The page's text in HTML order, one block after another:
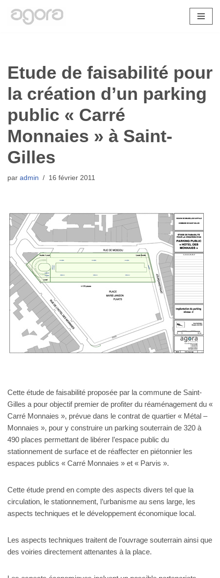
Etude de faisabilité pour
la création d’un parking
public « Carré
Monnaies » à Saint-
Gilles
par admin 16 février 2011
Cette étude de faisabilité proposée par la commune de Saint-
Gilles a pour objectif premier de profiter du réaménagement du «
Carré Monnaies », prévue dans le contrat de quartier « Métal –
Monnaies », pour y construire un parking souterrain de 320 à
490 places permettant de libérer l’espace public du
stationnement de surface et de réaffecter en piétonnier les
espaces publics « Carré Monnaies » et « Parvis ».
Cette étude prend en compte des aspects divers tel que la
circulation, le stationnement, l’urbanisme au sens large, les
aspects techniques et le développement économique local.
Les aspects techniques traitent de l’ouvrage souterrain ainsi que
des voiries directement attenantes à la place.